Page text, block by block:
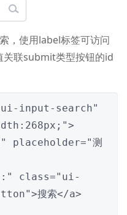
，使用label标签可访问
联submit类型按钮的id
搜索</a>